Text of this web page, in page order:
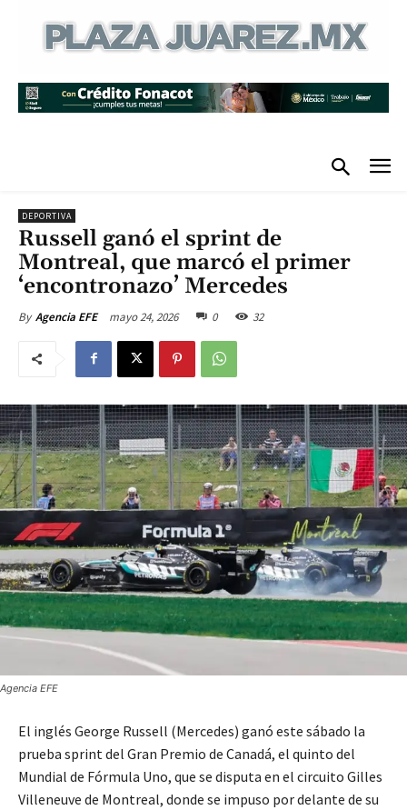
DEPORTIVA
Russell ganó el sprint de
Montreal, que marcó el primer
‘encontronazo’ Mercedes
By Agencia EFE mayo 24, 2026 0 32
Agencia EFE
El inglés George Russell (Mercedes) ganó este sábado la
prueba sprint del Gran Premio de Canadá, el quinto del
Mundial de Fórmula Uno, que se disputa en el circuito Gilles
Villeneuve de Montreal, donde se impuso por delante de su